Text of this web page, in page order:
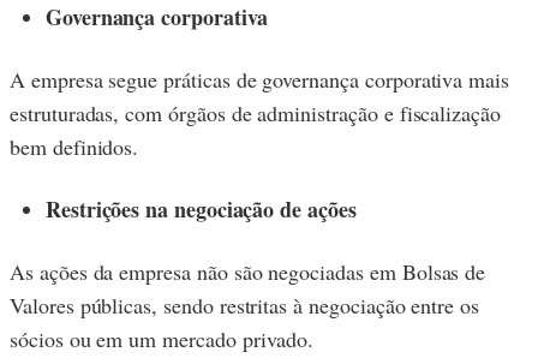
Governança corporativa
A empresa segue práticas de governança corporativa mais
estruturadas, com órgãos de administração e fiscalização
bem definidos.
Restrições na negociação de ações
As ações da empresa não são negociadas em Bolsas de
Valores públicas, sendo restritas à negociação entre os
sócios ou em um mercado privado.